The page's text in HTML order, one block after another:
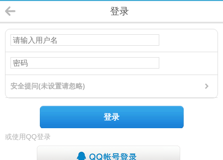
登录
安全提问(未设置请忽略)
登录
或使用QQ登录